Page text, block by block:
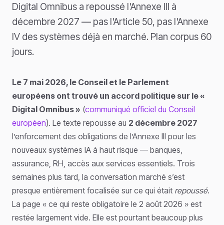
Digital Omnibus a repoussé l'Annexe III à
décembre 2027 — pas l'Article 50, pas l'Annexe
IV des systèmes déjà en marché. Plan corpus 60
jours.
Le 7 mai 2026, le Conseil et le Parlement
européens ont trouvé un accord politique sur le «
Digital Omnibus » (communiqué officiel du Conseil
européen). Le texte repousse au 2 décembre 2027
l’enforcement des obligations de l’Annexe III pour les
nouveaux systèmes IA à haut risque — banques,
assurance, RH, accès aux services essentiels. Trois
semaines plus tard, la conversation marché s’est
presque entièrement focalisée sur ce qui était repoussé.
La page « ce qui reste obligatoire le 2 août 2026 » est
restée largement vide. Elle est pourtant beaucoup plus